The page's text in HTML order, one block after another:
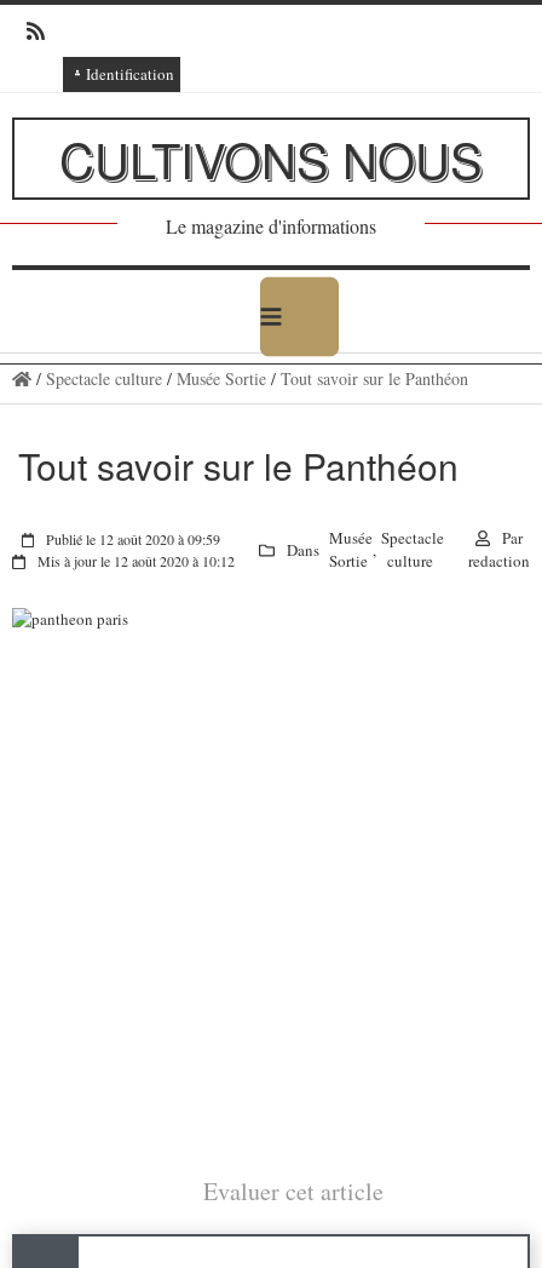
Identification
Connexion
Connexion via Facebook
Inscription
Ajout texte ou poème
CULTIVONS NOUS
Le magazine d'informations
/ Spectacle culture/ Musée Sortie/ Tout savoir sur le Panthéon
Tout savoir sur le Panthéon
Publié le 12 août 2020 à 09:59
Mis à jour le 12 août 2020 à 10:12
Dans
Musée
Sortie
,
Spectacle
culture
Par
redaction
Evaluer cet article